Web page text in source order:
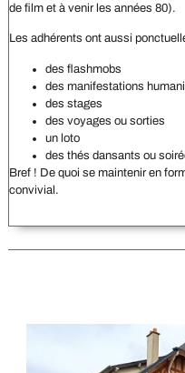
de film et à venir les années 80).
Les adhérents ont aussi
des flashmobs
des manifestations
des stages
des voyages ou sorties
un loto
des thés dansants ou
Bref ! De quoi se maintenir en
convivial.